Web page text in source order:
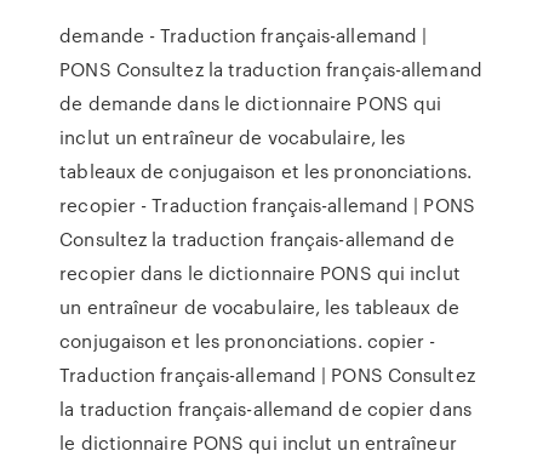
demande - Traduction français-allemand |
PONS Consultez la traduction français-allemand
de demande dans le dictionnaire PONS qui
inclut un entraîneur de vocabulaire, les
tableaux de conjugaison et les prononciations.
recopier - Traduction français-allemand | PONS
Consultez la traduction français-allemand de
recopier dans le dictionnaire PONS qui inclut
un entraîneur de vocabulaire, les tableaux de
conjugaison et les prononciations. copier -
Traduction français-allemand | PONS Consultez
la traduction français-allemand de copier dans
le dictionnaire PONS qui inclut un entraîneur